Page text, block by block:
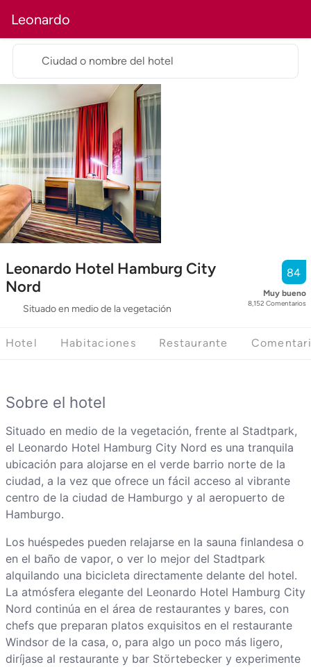
Leonardo
Leonardo Hotel Hamburg City
Nord
Situado en medio de la vegetación
84
Muy bueno
8,152 Comentarios
Ciudad o nombre del hotel
Hotel Habitaciones Restaurante
Sobre el hotel
Situado en medio de la vegetación, frente al Stadtpark,
el Leonardo Hotel Hamburg City Nord es una tranquila
ubicación para alojarse en el verde barrio norte de la
ciudad, a la vez que ofrece un fácil acceso al vibrante
centro de la ciudad de Hamburgo y al aeropuerto de
Hamburgo.
Los huéspedes pueden relajarse en la sauna finlandesa o
en el baño de vapor, o ver lo mejor del Stadtpark
alquilando una bicicleta directamente delante del hotel.
La atmósfera elegante del Leonardo Hotel Hamburg City
Nord continúa en el área de restaurantes y bares, con
chefs que preparan platos exquisitos en el restaurante
Windsor de la casa, o, para algo un poco más ligero,
diríjase al restaurante y bar Störtebecker y experimente